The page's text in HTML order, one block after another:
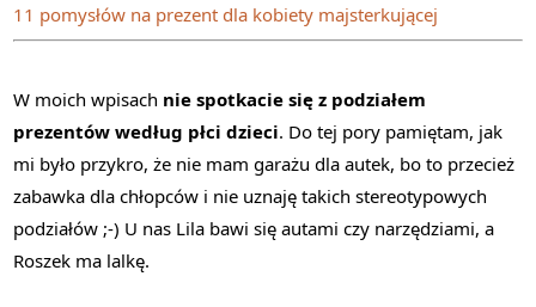
11 pomysłów na prezent dla kobiety majsterkującej
W moich wpisach nie spotkacie się z podziałem
prezentów według płci dzieci. Do tej pory pamiętam, jak
mi było przykro, że nie mam garażu dla autek, bo to przecież
zabawka dla chłopców i nie uznaję takich stereotypowych
podziałów ;-) U nas Lila bawi się autami czy narzędziami, a
Roszek ma lalkę.